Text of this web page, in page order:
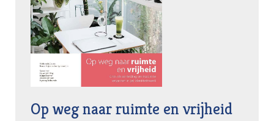
Op weg naar ruimte en vrijheid